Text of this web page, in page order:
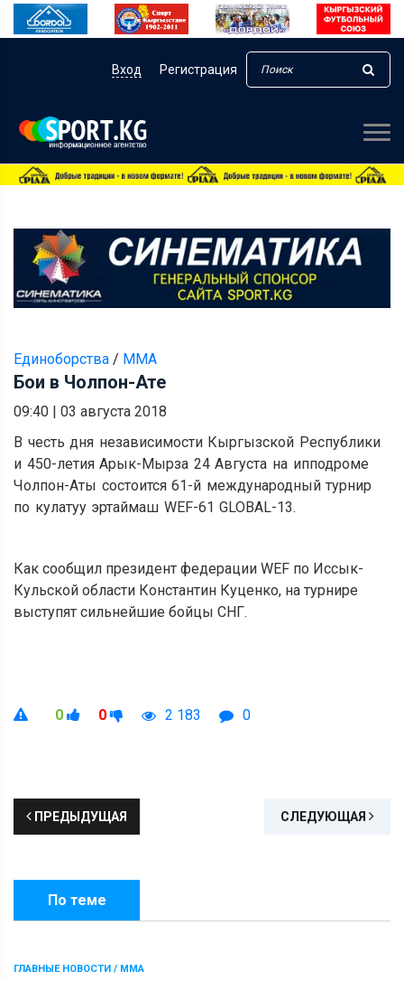
Вход Регистрация
Единоборства / ММА
Бои в Чолпон-Ате
09:40 | 03 августа 2018
В честь дня независимости Кыргызской Республики
и 450-летия Арык-Мырза 24 Августа на ипподроме
Чолпон-Аты состоится 61-й международный турнир
по кулатуу эртаймаш WEF-61 GLOBAL-13.
Как сообщил президент федерации WEF по Иссык-
Кульской области Константин Куценко, на турнире
выступят сильнейшие бойцы СНГ.
0 0 2 183 0
ПРЕДЫДУЩАЯ СЛЕДУЮЩАЯ
По теме
ГЛАВНЫЕ НОВОСТИ / ММА